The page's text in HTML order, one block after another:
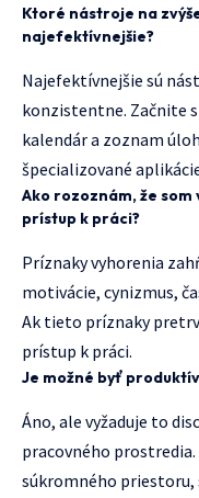
Ktoré nástroje na
najefektívnejšie?
Najefektívnejšie sú
konzistentne. Začnite
kalendár a zoznam
špecializované
Ako rozoznám, že
prístup k práci?
Príznaky vyhorenia
motivácie, cynizmus,
Ak tieto príznaky
prístup k práci.
Je možné byť
Áno, ale vyžaduje to
pracovného
súkromného priestoru,